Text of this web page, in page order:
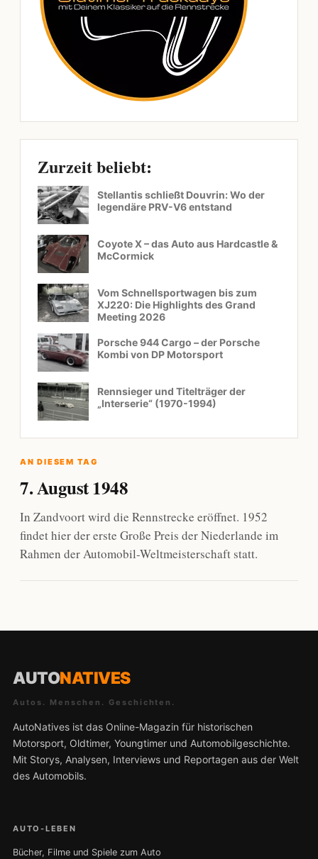
Zurzeit beliebt:
Stellantis schließt Douvrin: Wo der
legendäre PRV-V6 entstand
Coyote X – das Auto aus Hardcastle &
McCormick
Vom Schnellsportwagen bis zum
XJ220: Die Highlights des Grand
Meeting 2026
Porsche 944 Cargo – der Porsche
Kombi von DP Motorsport
Rennsieger und Titelträger der
„Interserie“ (1970-1994)
AN DIESEM TAG
7. August 1948
In Zandvoort wird die Rennstrecke eröffnet. 1952
findet hier der erste Große Preis der Niederlande im
Rahmen der Automobil-Weltmeisterschaft statt.
AUTONATIVES
Autos. Menschen. Geschichten.
AutoNatives ist das Online-Magazin für historischen
Motorsport, Oldtimer, Youngtimer und Automobilgeschichte.
Mit Storys, Analysen, Interviews und Reportagen aus der Welt
des Automobils.
AUTO-LEBEN
Bücher, Filme und Spiele zum Auto